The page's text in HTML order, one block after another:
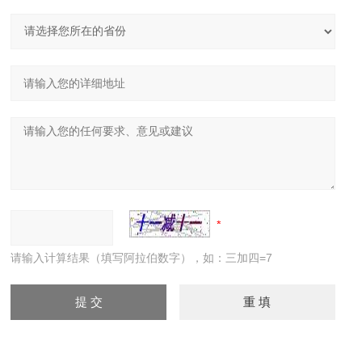
请输入计算结果（填写阿拉伯数字），如：三加四=7